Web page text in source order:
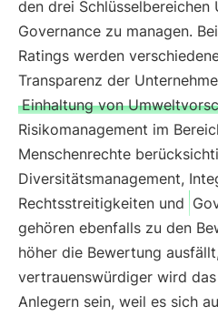
den drei Schlüsselbereichen
Governance zu managen.
Ratings werden
Transparenz der
Einhaltung von
Risikomanagement im
Menschenrechte
Diversitätsmanagement,
Rechtsstreitigkeiten und
gehören ebenfalls zu den
höher die Bewertung
vertrauenswürdiger wird
Anlegern sein, weil es sich